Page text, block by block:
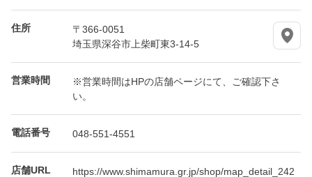
住所
〒366-0051
埼玉県深谷市上柴町東3-14-5
営業時間
※営業時間はHPの店舗ページにて、ご確認下さ
い。
電話番号 048-551-4551
店舗URL
https://www.shimamura.gr.jp/shop/map_detail_242